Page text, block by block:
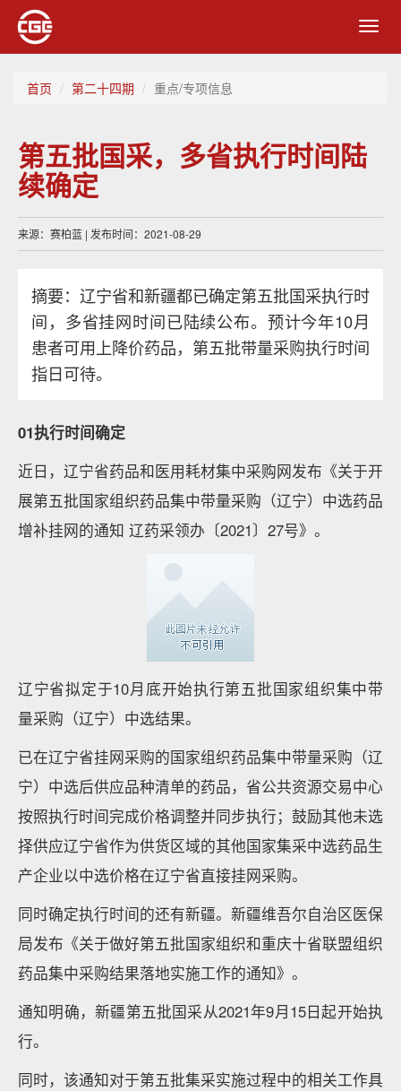
首页 第二十四期 重点/专项信息
第五批国采，多省执行时间陆
续确定
来源：赛柏蓝 | 发布时间：2021-08-29
摘要：辽宁省和新疆都已确定第五批国采执行时
间，多省挂网时间已陆续公布。预计今年10月
患者可用上降价药品，第五批带量采购执行时间
指日可待。
01执行时间确定
近日，辽宁省药品和医用耗材集中采购网发布《关于开
展第五批国家组织药品集中带量采购（辽宁）中选药品
增补挂网的通知 辽药采领办〔2021〕27号》。
辽宁省拟定于10月底开始执行第五批国家组织集中带
量采购（辽宁）中选结果。
已在辽宁省挂网采购的国家组织药品集中带量采购（辽
宁）中选后供应品种清单的药品，省公共资源交易中心
按照执行时间完成价格调整并同步执行；鼓励其他未选
择供应辽宁省作为供货区域的其他国家集采中选药品生
产企业以中选价格在辽宁省直接挂网采购。
同时确定执行时间的还有新疆。新疆维吾尔自治区医保
局发布《关于做好第五批国家组织和重庆十省联盟组织
药品集中采购结果落地实施工作的通知》。
通知明确，新疆第五批国采从2021年9月15日起开始执
行。
同时，该通知对于第五批集采实施过程中的相关工作具